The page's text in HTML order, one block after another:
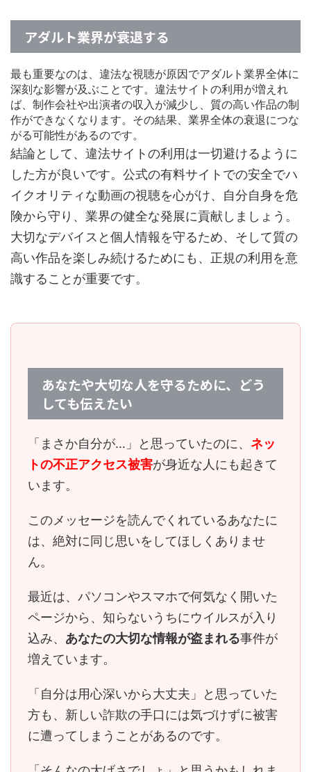
アダルト業界が衰退する
最も重要なのは、違法な視聴が原因でアダルト業界全体に
深刻な影響が及ぶことです。違法サイトの利用が増えれ
ば、制作会社や出演者の収入が減少し、質の高い作品の制
作ができなくなります。その結果、業界全体の衰退につな
がる可能性があるのです。
結論として、違法サイトの利用は一切避けるように
した方が良いです。公式の有料サイトでの安全でハ
イクオリティな動画の視聴を心がけ、自分自身を危
険から守り、業界の健全な発展に貢献しましょう。
大切なデバイスと個人情報を守るため、そして質の
高い作品を楽しみ続けるためにも、正規の利用を意
識することが重要です。
あなたや大切な人を守るために、どう
しても伝えたい
「まさか自分が…」と思っていたのに、 ネッ
トの不正アクセス被害が身近な人にも起きて
います。
このメッセージを読んでくれているあなたに
は、 絶対に同じ思いをしてほしくありませ
ん。
最近は、パソコンやスマホで何気なく開いた
ページから、知らないうちにウイルスが入り
込み、 あなたの大切な情報が盗まれる事件が
増えています。
「自分は用心深いから大丈夫」と思っていた
方も、 新しい詐欺の手口には気づけずに被害
に遭ってしまう ことがあるのです。